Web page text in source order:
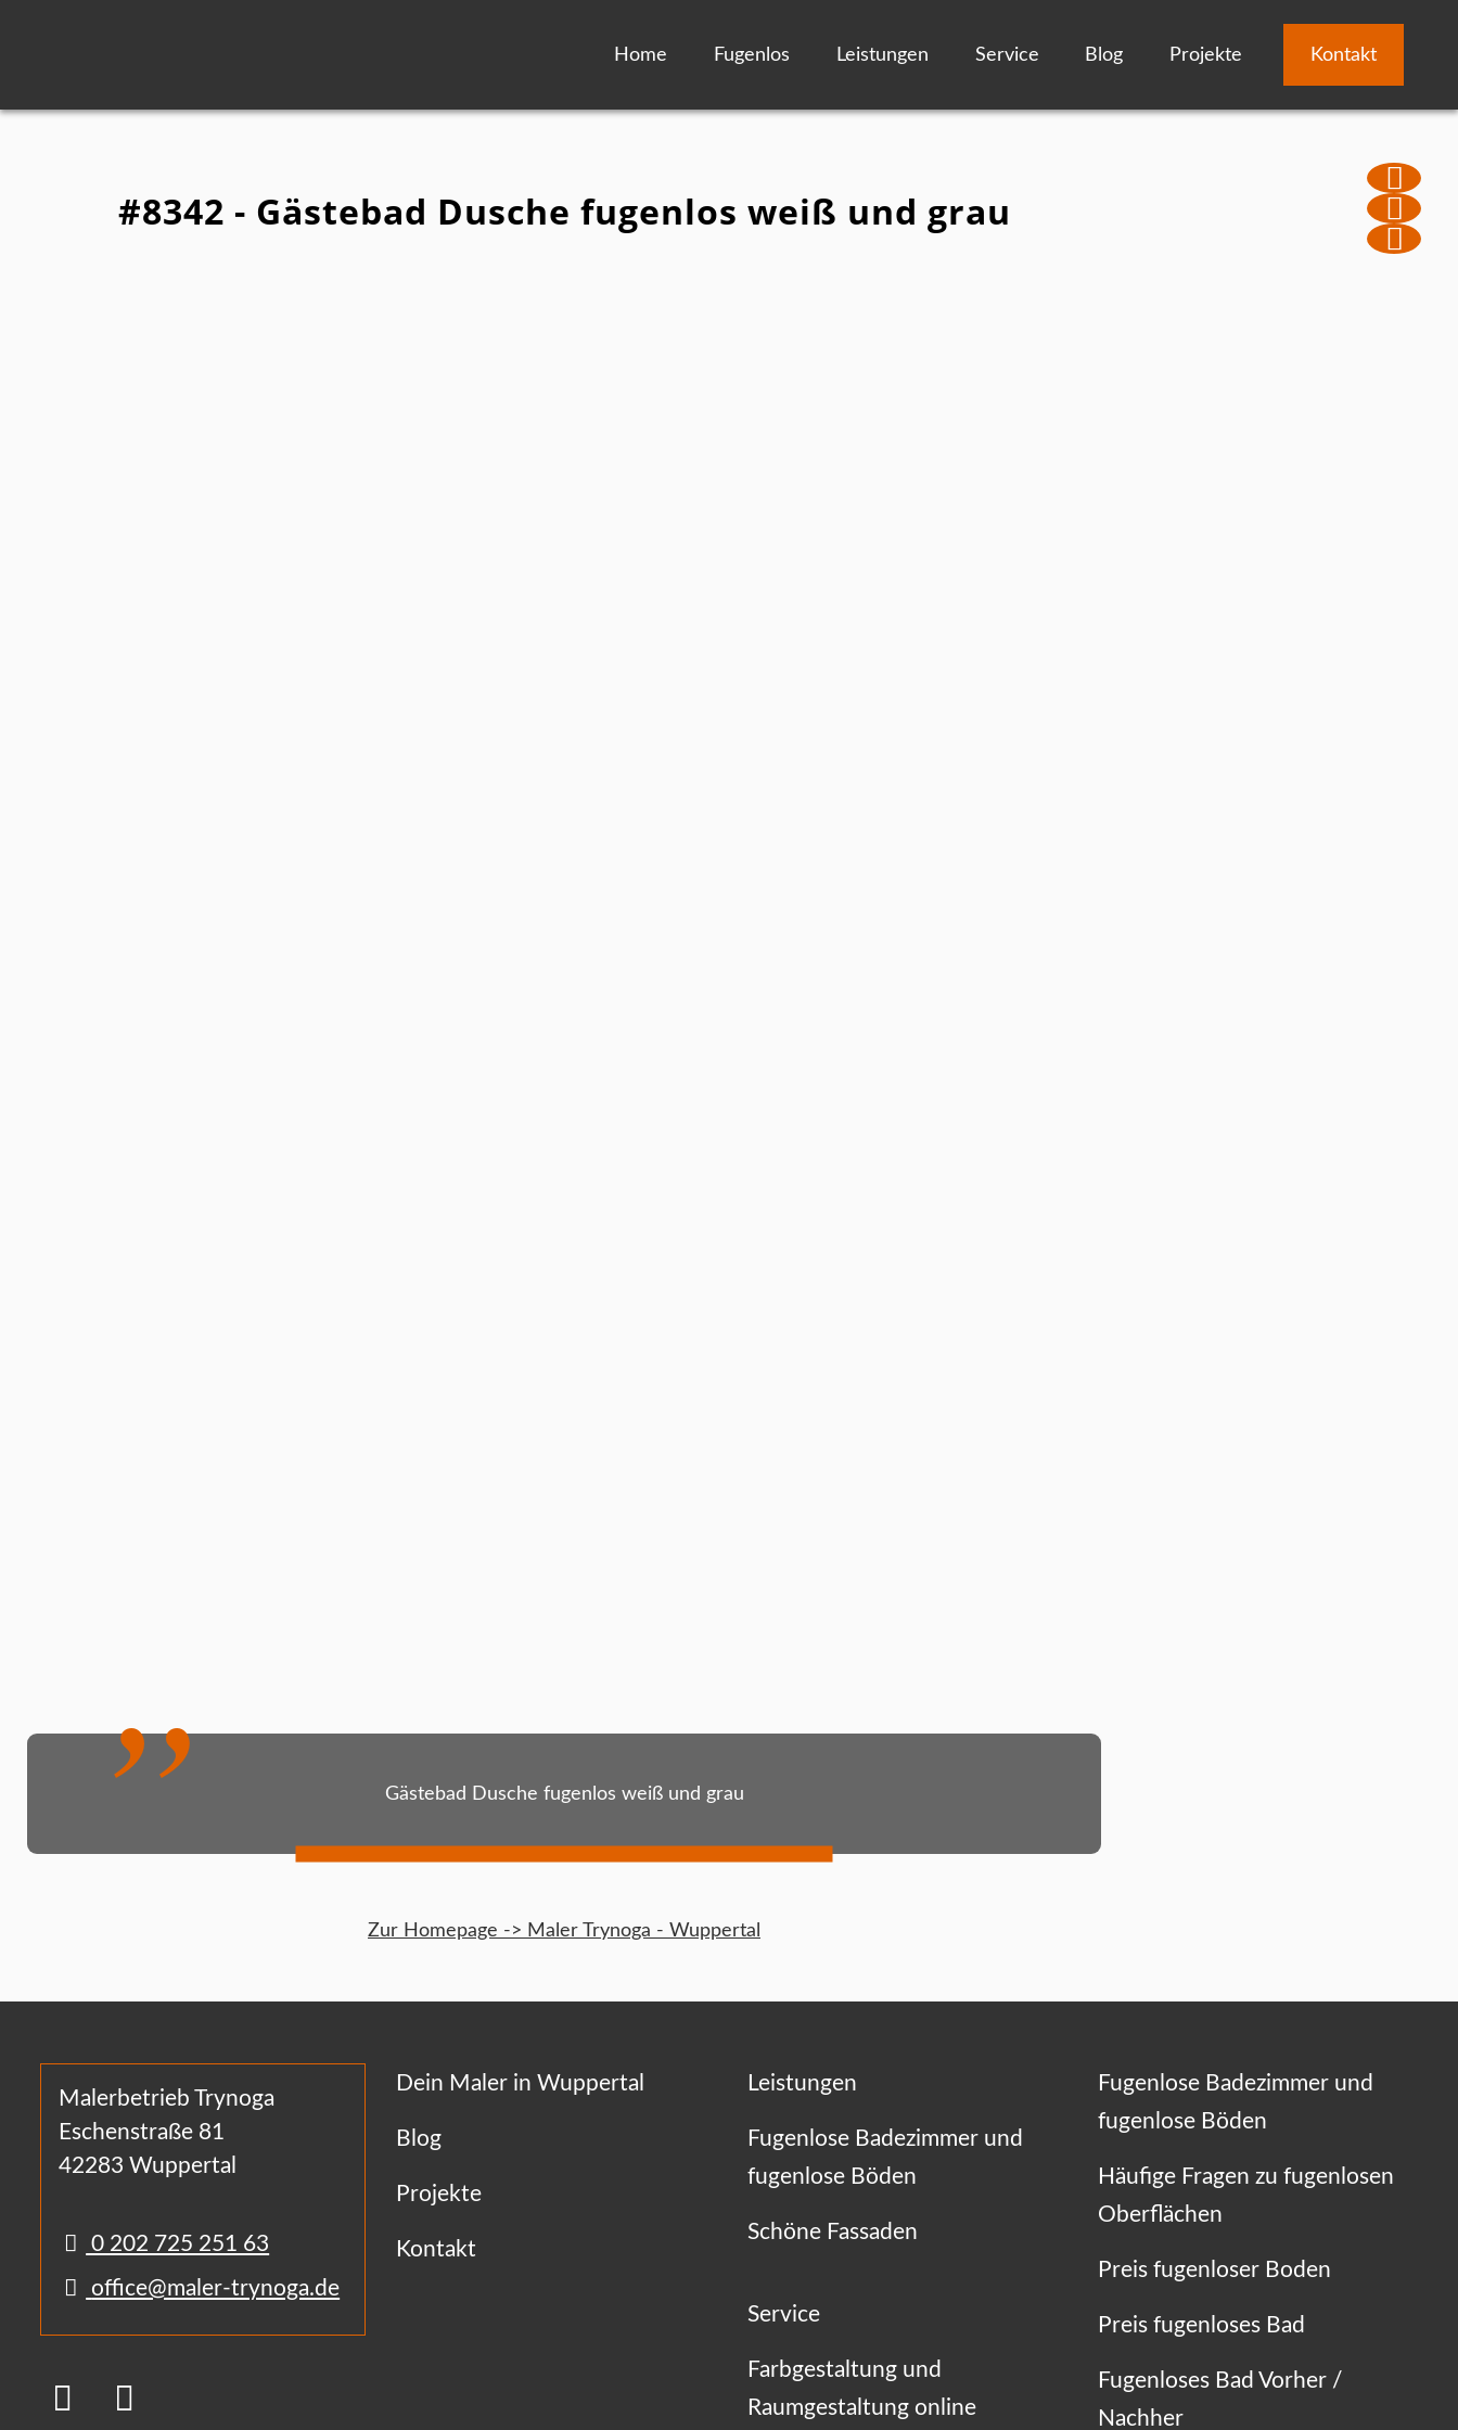
Home Fugenlos Leistungen Service Blog Projekte Kontakt
#8342 - Gästebad Dusche fugenlos weiß und grau
Gästebad Dusche fugenlos weiß und grau
Zur Homepage -> Maler Trynoga - Wuppertal
Malerbetrieb Trynoga
Eschenstraße 81
42283 Wuppertal
0 202 725 251 63
office@maler-trynoga.de
Dein Maler in Wuppertal
Blog
Projekte
Kontakt
Leistungen
Fugenlose Badezimmer und
fugenlose Böden
Schöne Fassaden
Service
Farbgestaltung und
Raumgestaltung online
Fugenlose Badezimmer und
fugenlose Böden
Häufige Fragen zu fugenlosen
Oberflächen
Preis fugenloser Boden
Preis fugenloses Bad
Fugenloses Bad Vorher /
Nachher